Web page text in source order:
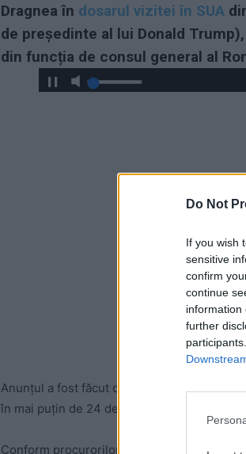
Do Not
If you wish
sensitive
confirm
continue
information
further
Dragnea în dosarul vizitei în SUA
de președinte al lui Donald
din funcția de consul general al
Anunțul a fost făcut de Guvern. Demiterea
în mai puțin de 24 de ore după ce DNA l-a
Conform procurorilor, Dimitrescu și-a